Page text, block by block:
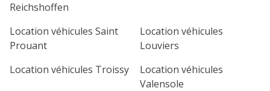
Reichshoffen
Location véhicules Saint
Prouant
Location véhicules
Louviers
Location véhicules Troissy
Location véhicules
Valensole